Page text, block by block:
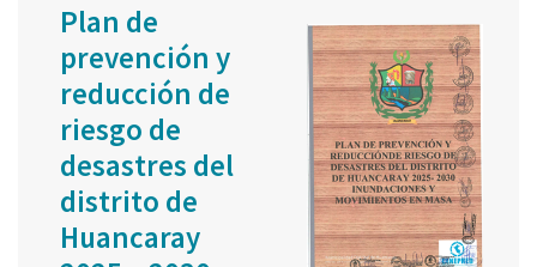
Plan de
prevención y
reducción de
riesgo de
desastres del
distrito de
Huancaray